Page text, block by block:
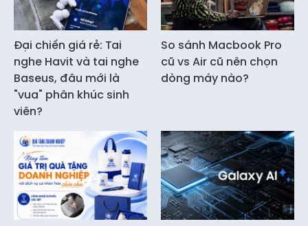
Đại chiến giá rẻ: Tai
nghe Havit và tai nghe
Baseus, đâu mới là
"vua" phân khúc sinh
viên?
So sánh Macbook Pro
cũ vs Air cũ nên chọn
dòng máy nào?